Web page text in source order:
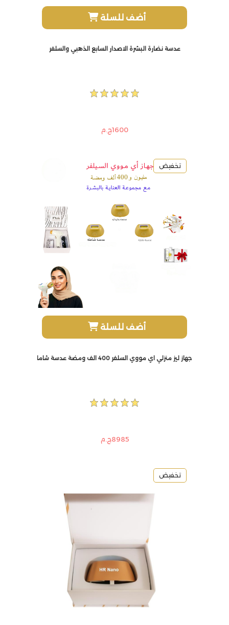
أضف للسلة
عدسة نضارة البشرة الاصدار السابع الذهبي والسلفر
1600ج.م
تخفيض
أضف للسلة
جهاز ليز منزلي اي مووي السلفر 400 الف ومضة عدسة شاملة (وجة-جسم -بكيني)كود خصم R22
8985ج.م
تخفيض